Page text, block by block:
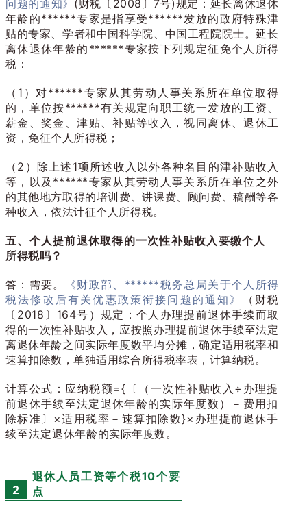
问题的通知》 (财税〔2008〕7号)规定：延长离休退休
年龄的******专家是指享受******发放的政府特殊津
贴的专家、学者和中国科学院、中国工程院院士。延长
离休退休年龄的******专家按下列规定征免个人所得
税：
（1）对******专家从其劳动人事关系所在单位取得
的，单位按******有关规定向职工统一发放的工资、
薪金、奖金、津贴、补贴等收入，视同离休、退休工
资，免征个人所得税；
（2）除上述1项所述收入以外各种名目的津补贴收入
等，以及******专家从其劳动人事关系所在单位之外
的其他地方取得的培训费、讲课费、顾问费、稿酬等各
种收入，依法计征个人所得税。
五、 个人提前退休取得的一次性补贴收入要缴个人
所得税吗？
答：需要。
《财政部、******税务总局关于个人所得
税法修改后有关优惠政策衔接问题的通知》
（财税
〔2018〕164号）规定：个人办理提前退休手续而取
得的一次性补贴收入，应按照办理提前退休手续至法定
离退休年龄之间实际年度数平均分摊，确定适用税率和
速算扣除数，单独适用综合所得税率表，计算纳税。
计算公式：应纳税额={〔（一次性补贴收入÷办理提
前退休手续至法定退休年龄的实际年度数）－费用扣
除标准〕×适用税率－速算扣除数}×办理提前退休手
续至法定退休年龄的实际年度数。
2
退休人员工资等个税10个要
点